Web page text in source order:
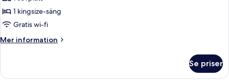
-
1
säng
1 kingsize-säng
Gratis wi-fi
Mer information
Mer
-
Se priser